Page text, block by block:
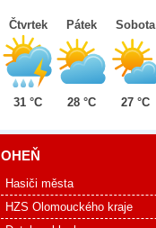
Čtvrtek
31 °C
Pátek
28 °C
Sobota
27 °C
OHEŇ
Hasiči města
HZS Olomouckého kraje